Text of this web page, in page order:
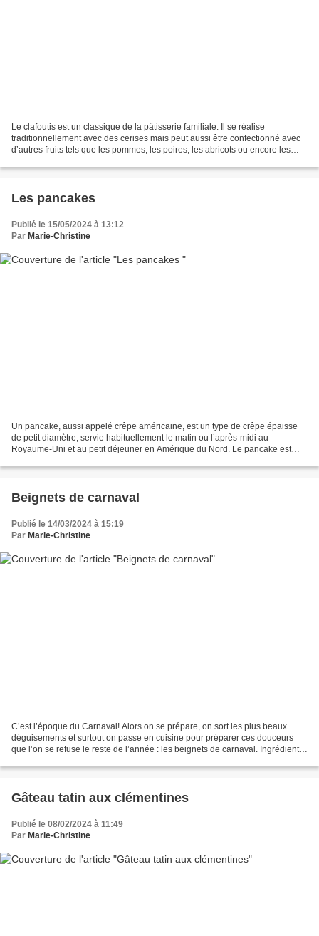
Le clafoutis est un classique de la pâtisserie familiale. Il se réalise
traditionnellement avec des cerises mais peut aussi être confectionné avec
d’autres fruits tels que les pommes, les poires, les abricots ou encore les
Les pancakes
Publié le 15/05/2024 à 13:12
Par Marie-Christine
Un pancake, aussi appelé crêpe américaine, est un type de crêpe épaisse
de petit diamètre, servie habituellement le matin ou l’après-midi au
Royaume-Uni et au petit déjeuner en Amérique du Nord. Le pancake est
Beignets de carnaval
Publié le 14/03/2024 à 15:19
Par Marie-Christine
C’est l’époque du Carnaval! Alors on se prépare, on sort les plus beaux
déguisements et surtout on passe en cuisine pour préparer ces douceurs
que l’on se refuse le reste de l’année : les beignets de carnaval. Ingrédients :
Gâteau tatin aux clémentines
Publié le 08/02/2024 à 11:49
Par Marie-Christine